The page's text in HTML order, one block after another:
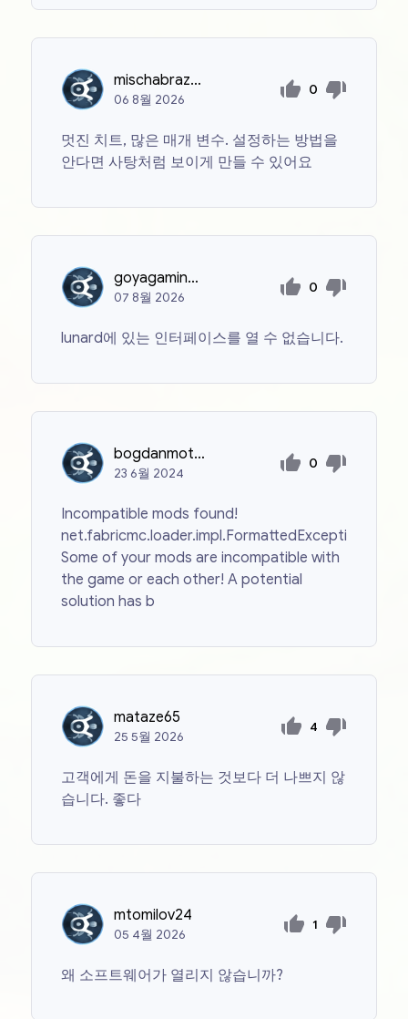
mischabrazhnyk
06 8월 2026
0
멋진 치트, 많은 매개 변수. 설정하는 방법을
안다면 사탕처럼 보이게 만들 수 있어요
goyagamingnexplz
07 8월 2026
0
lunard에 있는 인터페이스를 열 수 없습니다.
bogdanmotornij
23 6월 2024
0
Incompatible mods found!
net.fabricmc.loader.impl.FormattedException:
Some of your mods are incompatible with
the game or each other! A potential
solution has b
mataze65
255월 2026
4
고객에게 돈을 지불하는 것보다 더 나쁘지 않
습니다. 좋다
mtomilov24
05 4월 2026
1
왜 소프트웨어가 열리지 않습니까?